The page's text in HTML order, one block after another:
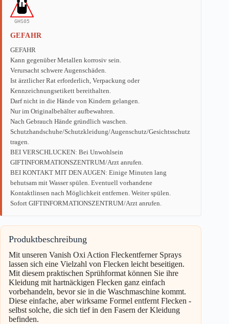
GHS05
GEFAHR
GEFAHR
Kann gegenüber Metallen korrosiv sein.
Verursacht schwere Augenschäden.
Ist ärztlicher Rat erforderlich, Verpackung oder
Kennzeichnungsetikett bereithalten.
Darf nicht in die Hände von Kindern gelangen.
Nur im Originalbehälter aufbewahren.
Nach Gebrauch Hände gründlich waschen.
Schutzhandschuhe/Schutzkleidung/Augenschutz/Gesichtsschutz
tragen.
BEI VERSCHLUCKEN: Bei Unwohlsein
GIFTINFORMATIONSZENTRUM/Arzt anrufen.
BEI KONTAKT MIT DEN AUGEN: Einige Minuten lang
behutsam mit Wasser spülen. Eventuell vorhandene
Kontaktlinsen nach Möglichkeit entfernen. Weiter spülen.
Sofort GIFTINFORMATIONSZENTRUM/Arzt anrufen.
Produktbeschreibung
Mit unseren Vanish Oxi Action Fleckentferner Sprays
lassen sich eine Vielzahl von Flecken leicht beseitigen.
Mit diesem praktischen Sprühformat können Sie ihre
Kleidung mit hartnäckigen Flecken ganz einfach
vorbehandeln, bevor sie in die Waschmaschine kommt.
Diese einfache, aber wirksame Formel entfernt Flecken -
selbst solche, die sich tief in den Fasern der Kleidung
befinden.